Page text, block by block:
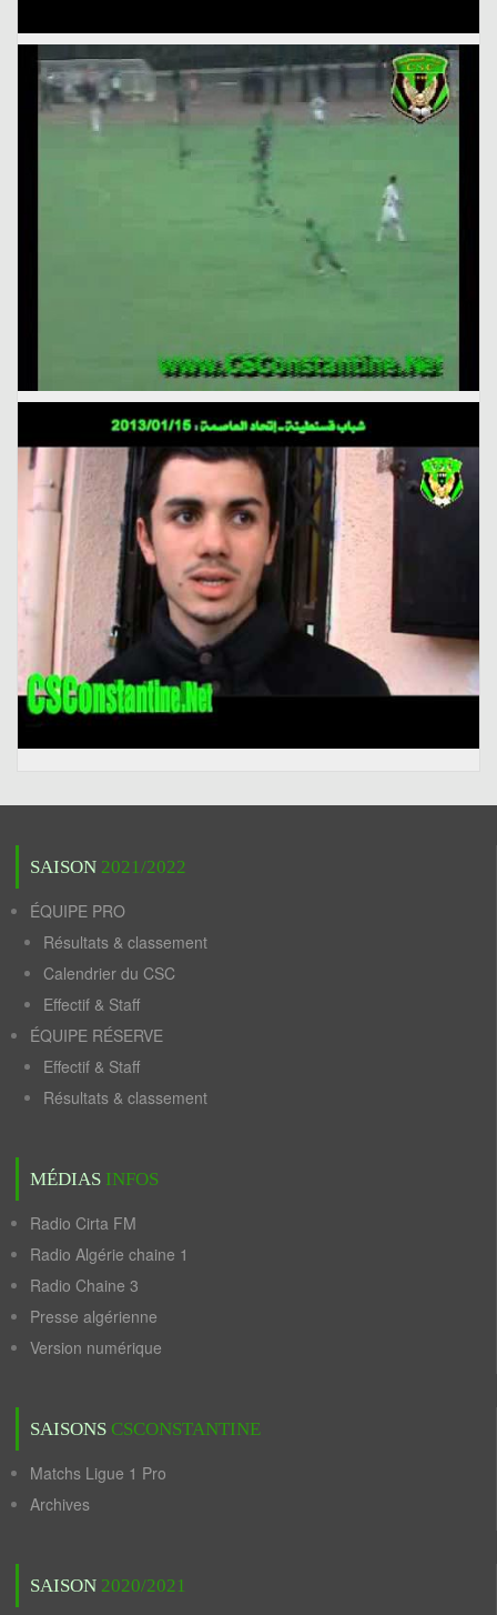
SAISON 2021/2022
ÉQUIPE PRO
Résultats & classement
Calendrier du CSC
Effectif & Staff
ÉQUIPE RÉSERVE
Effectif & Staff
Résultats & classement
MÉDIAS INFOS
Radio Cirta FM
Radio Algérie chaine 1
Radio Chaine 3
Presse algérienne
Version numérique
SAISONS CSCONSTANTINE
Matchs Ligue 1 Pro
Archives
SAISON 2020/2021